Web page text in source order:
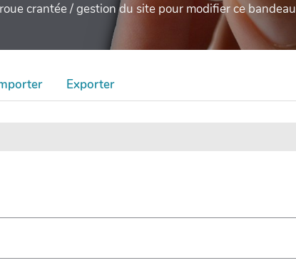
crantée / gestion du site pour modifier ce bandeau
Exporter